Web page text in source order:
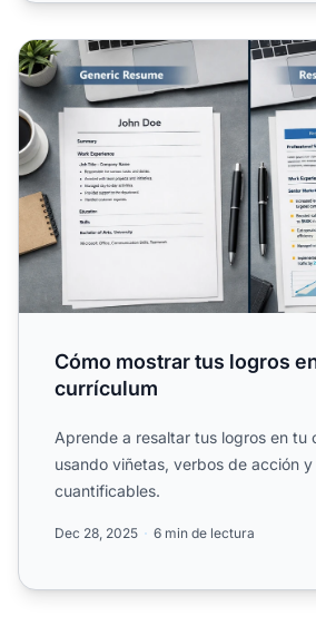
Cómo mostrar tus logros en tu
Cómo mostrar tus logros
currículum
Aprende a resaltar tus logros en tu
usando viñetas, verbos de acción
cuantificables.
Dec 28, 2025 6 min de lectura